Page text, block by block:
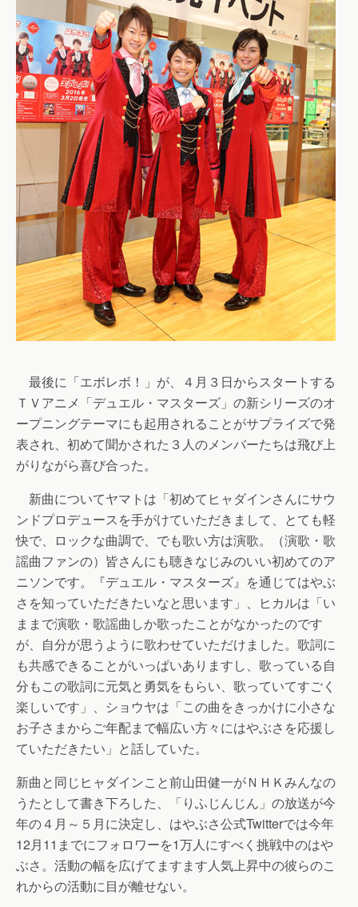
最後に「エボレボ！」が、４月３日からスタートする
ＴＶアニメ「デュエル・マスターズ」の新シリーズのオ
ープニングテーマにも起用されることがサプライズで発
表され、初めて聞かされた３人のメンバーたちは飛び上
がりながら喜び合った。
新曲についてヤマトは「初めてヒャダインさんにサウ
ンドプロデュースを手がけていただきまして、とても軽
快で、ロックな曲調で、でも歌い方は演歌。（演歌・歌
謡曲ファンの）皆さんにも聴きなじみのいい初めてのア
ニソンです。『デュエル・マスターズ』を通じてはやぶ
さを知っていただきたいなと思います」、ヒカルは「い
ままで演歌・歌謡曲しか歌ったことがなかったのです
が、自分が思うように歌わせていただけました。歌詞に
も共感できることがいっぱいありますし、歌っている自
分もこの歌詞に元気と勇気をもらい、歌っていてすごく
楽しいです」、ショウヤは「この曲をきっかけに小さな
お子さまからご年配まで幅広い方々にはやぶさを応援し
ていただきたい」と話していた。
新曲と同じヒャダインこと前山田健一がＮＨＫみんなの
うたとして書き下ろした、「りふじんじん」の放送が今
年の４月～５月に決定し、はやぶさ公式Twitterでは今年
12月11までにフォロワーを1万人にすべく挑戦中のはや
ぶさ。活動の幅を広げてますます人気上昇中の彼らのこ
れからの活動に目が離せない。